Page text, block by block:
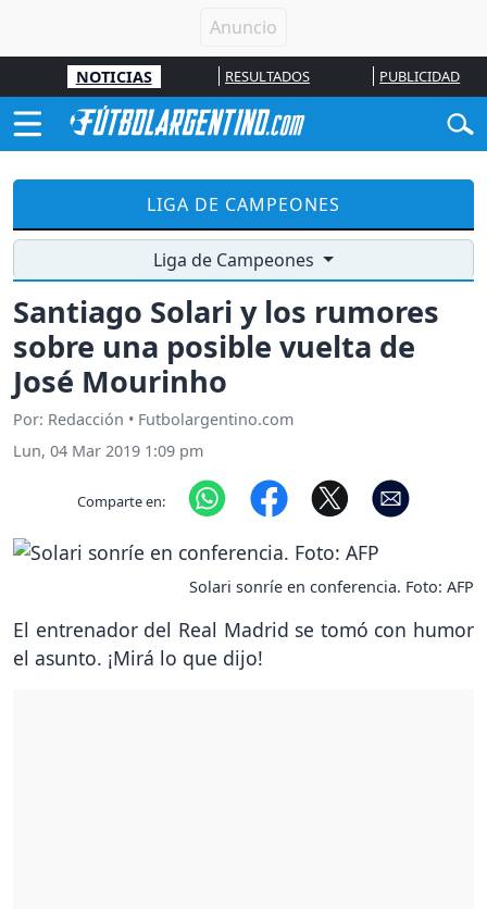
NOTICIAS RESULTADOS PUBLICIDAD
LIGA DE CAMPEONES
Liga de Campeones
Santiago Solari y los rumores
sobre una posible vuelta de
José Mourinho
Por: Redacción • Futbolargentino.com
Lun, 04 Mar 2019 1:09 pm
Comparte en:
Solari sonríe en conferencia. Foto: AFP
El entrenador del Real Madrid se tomó con humor
el asunto. ¡Mirá lo que dijo!